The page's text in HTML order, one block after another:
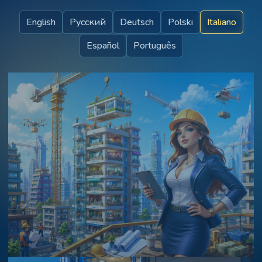
English Русский Deutsch Polski
Italiano
Español
Português